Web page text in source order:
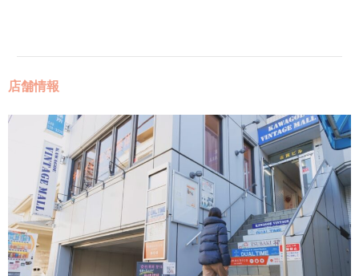
店舗情報